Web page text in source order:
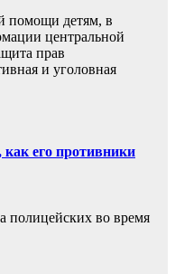
помощи детям, в
центральной
прав
и уголовная
его противники
полицейских во время